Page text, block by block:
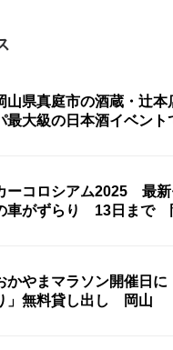
山県真庭市の酒蔵・辻本
最大級の日本酒イベント
ーコロシアム2025 最新
車がずらり 13日まで
かやまマラソン開催日に
」無料貸し出し 岡山